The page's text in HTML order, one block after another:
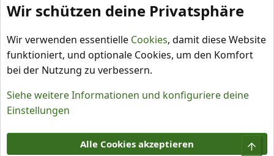
Chilisorten bestimmen
Nutzungsbedingungen
Datenschutz
Wir schützen deine Privatsphäre
Wir verwenden essentielle Cookies, damit diese Website
funktioniert, und optionale Cookies, um den Komfort
bei der Nutzung zu verbessern.
Siehe weitere Informationen und konfiguriere deine
Einstellungen
Alle Cookies akzeptieren